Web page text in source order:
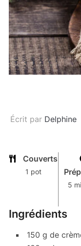
Écrit par Delphine
Couverts
1 pot
5
Ingrédients
150 g de